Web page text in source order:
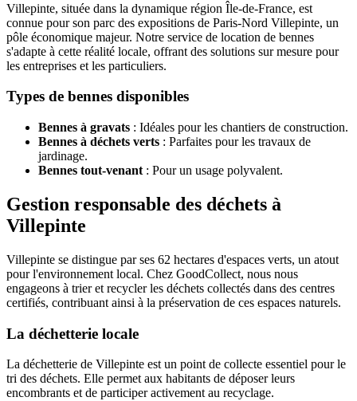
Villepinte, située dans la dynamique région Île-de-France, est
connue pour son parc des expositions de Paris-Nord Villepinte, un
pôle économique majeur. Notre service de location de bennes
s'adapte à cette réalité locale, offrant des solutions sur mesure pour
les entreprises et les particuliers.
Types de bennes disponibles
Bennes à gravats : Idéales pour les chantiers de construction.
Bennes à déchets verts : Parfaites pour les travaux de
jardinage.
Bennes tout-venant : Pour un usage polyvalent.
Gestion responsable des déchets à
Villepinte
Villepinte se distingue par ses 62 hectares d'espaces verts, un atout
pour l'environnement local. Chez GoodCollect, nous nous
engageons à trier et recycler les déchets collectés dans des centres
certifiés, contribuant ainsi à la préservation de ces espaces naturels.
La déchetterie locale
La déchetterie de Villepinte est un point de collecte essentiel pour le
tri des déchets. Elle permet aux habitants de déposer leurs
encombrants et de participer activement au recyclage.